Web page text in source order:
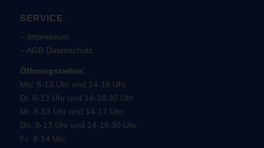
SERVICE
– Impressum
–AGB Datenschutz
Öffnungszeiten:
Mo: 8-13 Uhr und 14-16 Uhr
Di: 8-13 Uhr und 14-18:30 Uhr
Mi: 8-13 Uhr und 14-17 Uhr
Do: 8-13 Uhr und 14-18:30 Uhr
Fr: 8-14 Uhr